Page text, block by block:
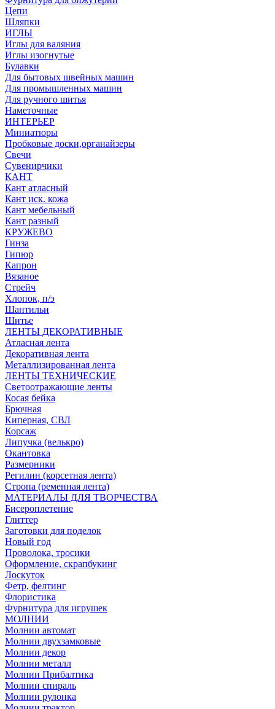
Цепи
Шляпки
ИГЛЫ
Иглы для валяния
Иглы изогнутые
Булавки
Для бытовых швейных машин
Для промышленных машин
Для ручного шитья
Наметочные
ИНТЕРЬЕР
Миниатюры
Пробковые доски,органайзеры
Свечи
Сувенирчики
КАНТ
Кант атласный
Кант иск. кожа
Кант мебельный
Кант разный
КРУЖЕВО
Гинза
Гипюр
Капрон
Вязаное
Стрейч
Хлопок, п/э
Шантильи
Шитье
ЛЕНТЫ ДЕКОРАТИВНЫЕ
Атласная лента
Декоративная лента
Металлизированная лента
ЛЕНТЫ ТЕХНИЧЕСКИЕ
Светоотражающие ленты
Косая бейка
Брючная
Киперная, СВЛ
Корсаж
Липучка (велькро)
Окантовка
Размерники
Регилин (корсетная лента)
Стропа (ременная лента)
МАТЕРИАЛЫ ДЛЯ ТВОРЧЕСТВА
Бисероплетение
Глиттер
Заготовки для поделок
Новый год
Проволока, тросики
Оформление, скрапбукинг
Лоскуток
Фетр, фелтинг
Флористика
Фурнитура для игрушек
МОЛНИИ
Молнии автомат
Молнии двухзамковые
Молнии декор
Молнии металл
Молнии Прибалтика
Молнии спираль
Молнии рулонка